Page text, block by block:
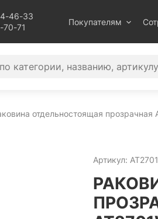
46-33
70-71
Покупателям
отдельностоящая
Артикул: